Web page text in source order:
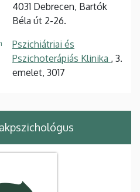
4031 Debrecen, Bartók
Béla út 2-26.
Pszichiátriai és
Pszichoterápiás Klinika , 3.
emelet, 3017